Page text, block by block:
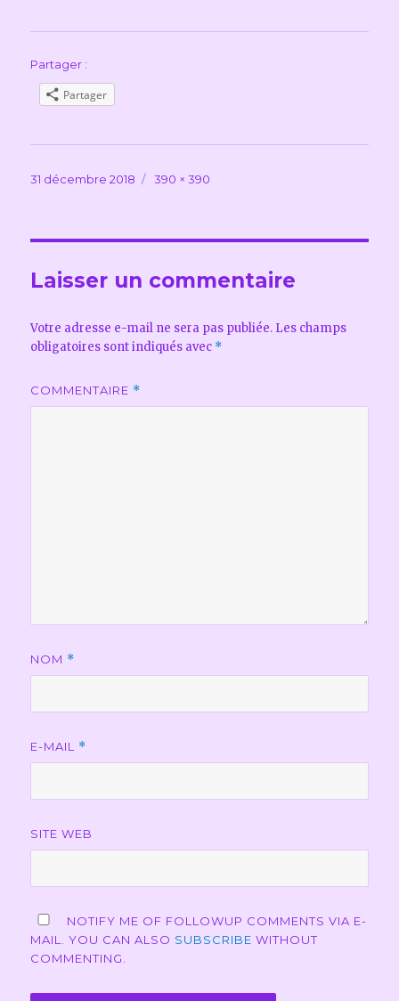
Partager :
Partager
Publié
31 décembre 2018
Taille
390 × 390
Laisser un commentaire
Votre adresse e-mail ne sera pas publiée. Les champs
obligatoires sont indiqués avec *
COMMENTAIRE *
NOM *
E-MAIL *
SITE WEB
NOTIFY ME OF FOLLOWUP COMMENTS VIA E-
MAIL. YOU CAN ALSO SUBSCRIBE WITHOUT
COMMENTING.